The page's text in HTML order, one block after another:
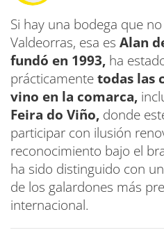
Si hay una bodega que
Valdeorras, esa es Alan
fundó en 1993, ha
prácticamentetodas las
vino en la comarca,
Feira do Viño, donde
participar con ilusión
reconocimiento bajo el
ha sido distinguido con
de los galardones más
internacional.